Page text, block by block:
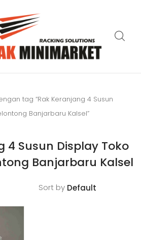
tag “Rak Keranjang 4 Susun
Banjarbaru Kalsel”
4 Susun Display Toko
Banjarbaru Kalsel
Sort by